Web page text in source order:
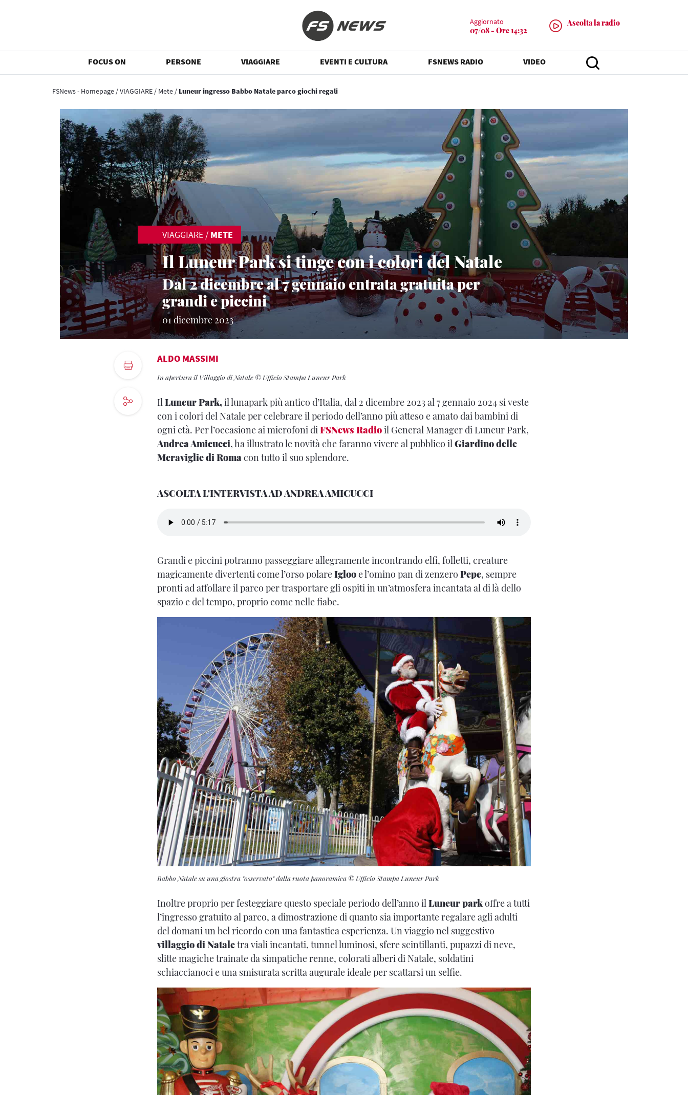
Aggiornato
07/08 - Ore 14:32
Ascolta la radio
FOCUS ON PERSONE VIAGGIARE EVENTI E CULTURA FSNEWS RADIO VIDEO
FSNews - Homepage /VIAGGIARE / Mete / Luneur ingresso Babbo Natale parco giochi regali
VIAGGIARE / METE
Il Luneur Park si tinge con i colori del Natale
Dal 2 dicembre al 7 gennaio entrata gratuita per
grandi e piccini
01 dicembre 2023
ALDO MASSIMI
In apertura il Villaggio di Natale © Ufficio Stampa Luneur Park
IlLuneur Park,il lunapark più antico d’Italia, dal 2 dicembre 2023 al 7 gennaio 2024 si veste
con i colori del Natale per celebrare il periodo dell’anno più atteso e amato dai bambini di
ogni età. Per l’occasione ai microfoni diFSNews Radioil General Manager di Luneur Park,
Andrea Amicucci, ha illustrato le novità che faranno vivere al pubblico ilGiardino delle
Meraviglie di Romacon tutto il suo splendore.
ASCOLTA L'INTERVISTA AD ANDREA AMICUCCI
Grandi e piccini potranno passeggiare allegramente incontrando elfi, folletti, creature
magicamente divertenti come l’orso polareIglooe l’omino pan di zenzero Pepe, sempre
pronti ad affollare il parco per trasportare gli ospiti in un’atmosfera incantata al di là dello
spazio e del tempo, proprio come nelle fiabe.
Babbo Natale su una giostra "osservato" dalla ruota panoramica © Ufficio Stampa Luneur Park
Inoltre proprio per festeggiare questo speciale periodo dell’anno il Luneur parkoffre a tutti
l’ingresso gratuito al parco, a dimostrazione di quanto sia importante regalare agli adulti
del domani un bel ricordo con una fantastica esperienza. Un viaggio nel suggestivo
villaggio di Nataletra viali incantati, tunnel luminosi, sfere scintillanti, pupazzi di neve,
slitte magiche trainate da simpatiche renne, colorati alberi di Natale, soldatini
schiaccianoci e una smisurata scritta augurale ideale per scattarsi un selfie.